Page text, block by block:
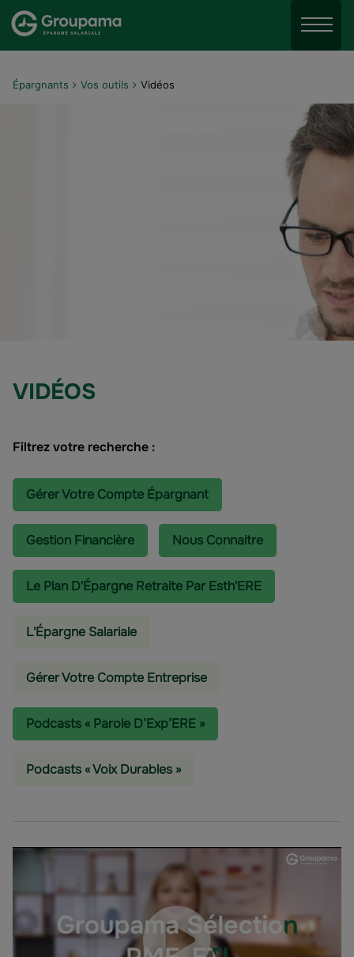
Aller au menu
Aller au contenu
Menu
Épargnants Vos outils Vidéos
VIDÉOS
Filtrez votre recherche :
Gérer Votre Compte Épargnant
Gestion Financière Nous Connaitre
Le Plan D'Épargne Retraite Par Esth'ERE
L'épargne Salariale
Gérer Votre Compte Entreprise
Podcasts « Parole D’Exp’ERE »
Podcasts « Voix Durables »